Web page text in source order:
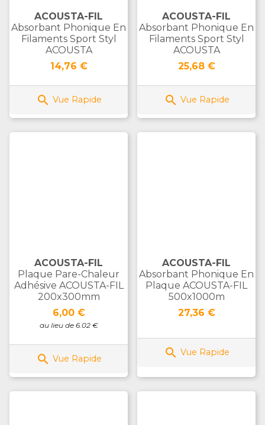
ACOUSTA-FIL
Absorbant Phonique En
Filaments Sport Styl
ACOUSTA
Prix
14,76 €
 Vue Rapide
ACOUSTA-FIL
Absorbant Phonique En
Filaments Sport Styl
ACOUSTA
Prix
25,68 €
 Vue Rapide
ACOUSTA-FIL
Plaque Pare-Chaleur
Adhésive ACOUSTA-FIL
200x300mm
Prix
6,00 €
au lieu de 6.02 €
 Vue Rapide
ACOUSTA-FIL
Absorbant Phonique En
Plaque ACOUSTA-FIL
500x1000m
Prix
27,36 €
 Vue Rapide